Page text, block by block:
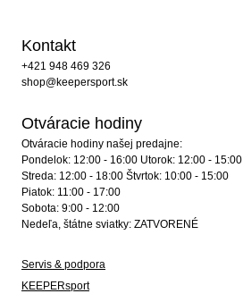
Kontakt
+421 948 469 326
shop@keepersport.sk
Otváracie hodiny
Otváracie hodiny našej predajne:
Pondelok: 12:00 - 16:00 Utorok: 12:00 - 15:00
Streda: 12:00 - 18:00 Štvrtok: 10:00 - 15:00
Piatok: 11:00 - 17:00
Sobota: 9:00 - 12:00
Nedeľa, štátne sviatky: ZATVORENÉ
Servis & podpora
KEEPERsport